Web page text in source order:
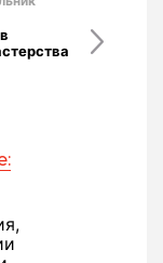
ДЕДЛАЙН —